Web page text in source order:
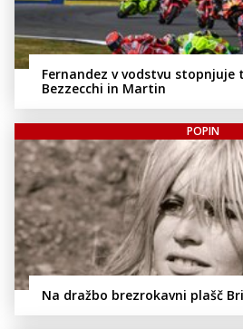
Fernandez v vodstvu stopnjuje
Bezzecchi in Martin
POPIN
Na dražbo brezrokavni plašč